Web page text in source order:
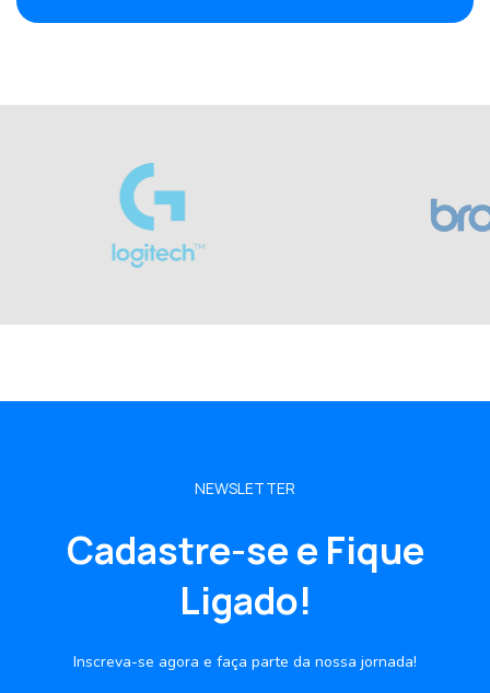
NEWSLETTER
Cadastre-se e Fique
Ligado!
Inscreva-se agora e faça parte da nossa jornada!